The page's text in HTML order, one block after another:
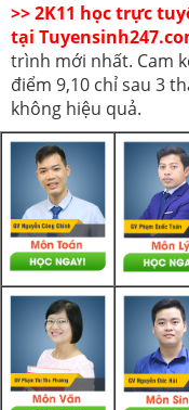
>> 2K11 học trực
tại
trình mới nhất. Cam
điểm 9,10 chỉ sau 3
không hiệu quả.